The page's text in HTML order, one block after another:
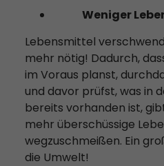
Weniger
Lebensmittel
mehr nötig! Dadurch,
im Voraus planst,
und davor prüfst, was in
bereits vorhanden ist,
mehr überschüssige
wegzuschmeißen. Ein
die Umwelt!